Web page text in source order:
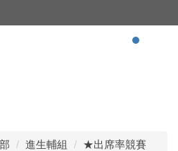
進生輔組 ★出席率競賽